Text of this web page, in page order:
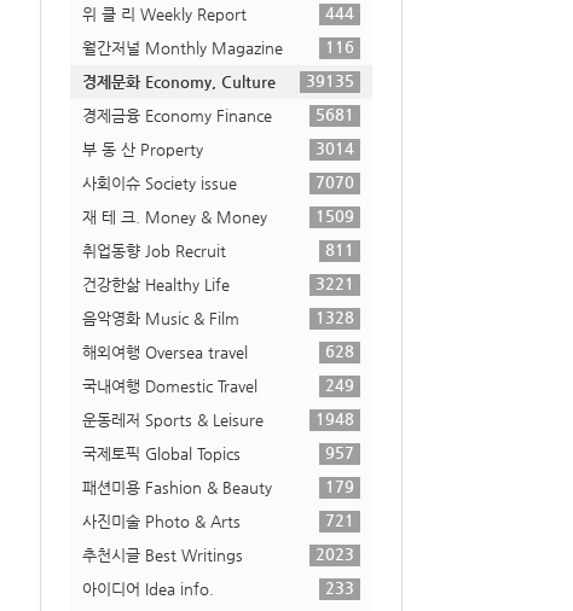
위 클 리 Weekly Report
444
월간저널 Monthly Magazine
116
경제문화 Economy, Culture
39135
경제금융 Economy Finance
5681
부 동 산 Property
3014
사회이슈 Society issue
7070
재 테 크. Money & Money
1509
취업동향 Job Recruit
811
건강한삶 Healthy Life
3221
음악영화 Music & Film
1328
해외여행 Oversea travel
628
국내여행 Domestic Travel
249
운동레저 Sports & Leisure
1948
국제토픽 Global Topics
957
패션미용 Fashion & Beauty
179
사진미술 Photo & Arts
721
추천시글 Best Writings
2023
아이디어 Idea info.
233